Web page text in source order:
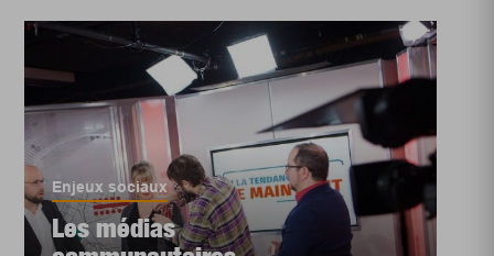
Enjeux sociaux
Les médias